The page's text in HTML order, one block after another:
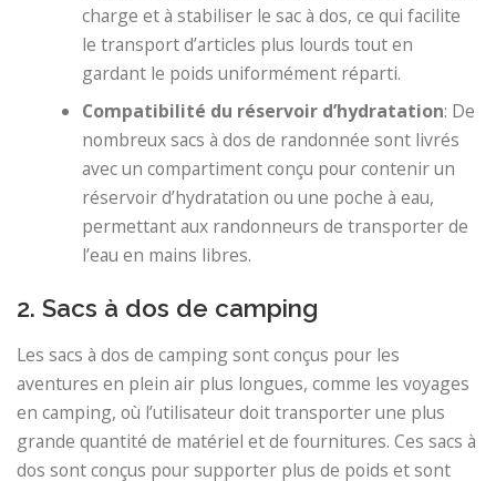
charge et à stabiliser le sac à dos, ce qui facilite
le transport d’articles plus lourds tout en
gardant le poids uniformément réparti.
Compatibilité du réservoir d’hydratation: De
nombreux sacs à dos de randonnée sont livrés
avec un compartiment conçu pour contenir un
réservoir d’hydratation ou une poche à eau,
permettant aux randonneurs de transporter de
l’eau en mains libres.
2. Sacs à dos de camping
Les sacs à dos de camping sont conçus pour les
aventures en plein air plus longues, comme les voyages
en camping, où l’utilisateur doit transporter une plus
grande quantité de matériel et de fournitures. Ces sacs à
dos sont conçus pour supporter plus de poids et sont